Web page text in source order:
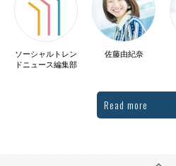
ソーシャルトレン
ドニュース編集部
佐藤由紀奈
Read more